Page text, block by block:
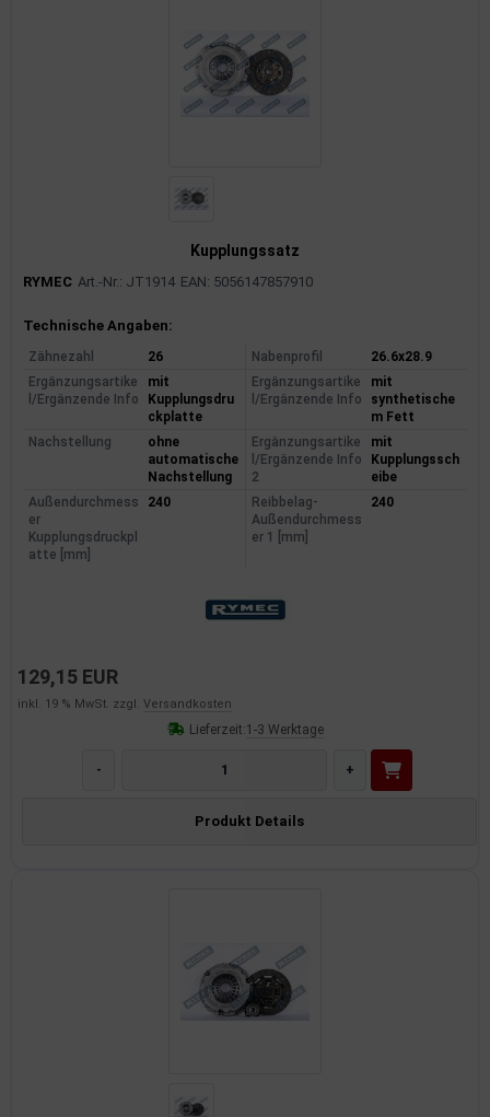
Kupplungssatz
RYMEC Art.-Nr.: JT1914 EAN: 5056147857910
Produktinformationen
Technische Angaben:
Zähnezahl 26 Nabenprofil
26.6x28.9
Ergänzungsartike
l/Ergänzende Info
mit
Kupplungsdru
ckplatte
Ergänzungsartike
l/Ergänzende Info
mit
synthetische
m Fett
Nachstellung
ohne
automatische
Nachstellung
Ergänzungsartike
l/Ergänzende Info
2
mit
Kupplungssch
eibe
Außendurchmess
er
Kupplungsdruckpl
atte [mm]
240
Reibbelag-
Außendurchmess
er 1 [mm]
240
129,15 EUR
inkl. 19 % MwSt. zzgl. Versandkosten
Lieferzeit:1-3 Werktage
- +
Produkt Details